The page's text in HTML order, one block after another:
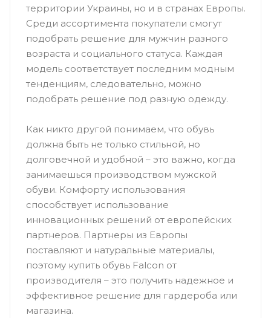
территории Украины, но и в странах Европы.
Среди ассортимента покупатели смогут
подобрать решение для мужчин разного
возраста и социального статуса. Каждая
модель соответствует последним модным
тенденциям, следовательно, можно
подобрать решение под разную одежду.
Как никто другой понимаем, что обувь
должна быть не только стильной, но
долговечной и удобной – это важно, когда
занимаешься производством мужской
обуви. Комфорту использования
способствует использование
инновационных решений от европейских
партнеров. Партнеры из Европы
поставляют и натуральные материалы,
поэтому купить обувь Falcon от
производителя – это получить надежное и
эффективное решение для гардероба или
магазина.